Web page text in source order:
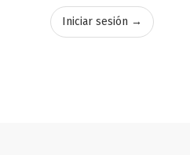
Iniciar sesión →